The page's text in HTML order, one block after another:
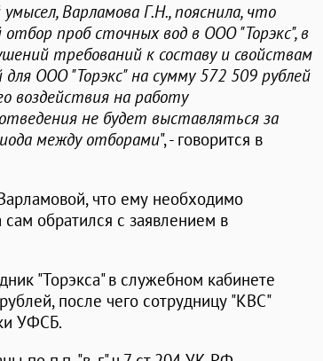
Варламова Г.Н., пояснила, что
проб сточных вод в ООО "Торэкс", в
требований к составу и свойствам
ООО "Торэкс" на сумму 572 509 рублей
воздействия на работу
не будет выставляться за
между отборами", - говорится в
что ему необходимо
сам обратился с заявлением в
"Торэкса" в служебном кабинете
после чего сотрудницу "КВС"
УФСБ.